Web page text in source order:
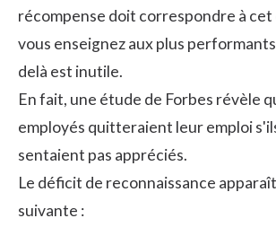
récompense doit correspondre à
vous enseignez aux plus
delà est inutile.
En fait, une étude de Forbes révèle
employés quitteraient leur emploi
sentaient pas appréciés.
Le déficit de reconnaissance
suivante :